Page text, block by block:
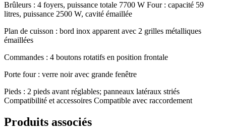
Brûleurs : 4 foyers, puissance totale 7700 W Four : capacité 59
litres, puissance 2500 W, cavité émaillée
Plan de cuisson : bord inox apparent avec 2 grilles métalliques
émaillées
Commandes : 4 boutons rotatifs en position frontale
Porte four : verre noir avec grande fenêtre
Pieds : 2 pieds avant réglables; panneaux latéraux striés
Compatibilité et accessoires Compatible avec raccordement
Produits associés